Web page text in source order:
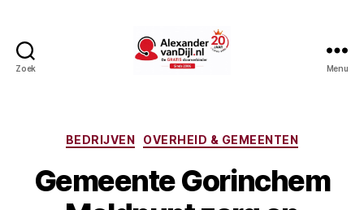
Zoek Menu
Categorieën
BEDRIJVEN OVERHEID & GEMEENTEN
Gemeente Gorinchem